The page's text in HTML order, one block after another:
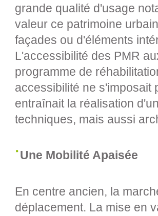
grande qualité d'usage
valeur ce patrimoine
façades ou d'éléments
L'accessibilité des PMR
programme de
accessibilité ne s'imposait
entraînait la réalisation
techniques, mais aussi
Une Mobilité Apaisée
En centre ancien, la
déplacement. La mise en